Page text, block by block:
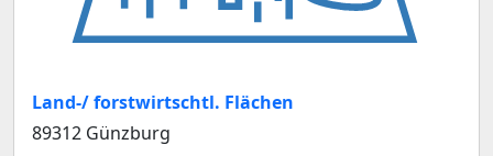
Land-/ forstwirtschtl. Flächen
89312 Günzburg